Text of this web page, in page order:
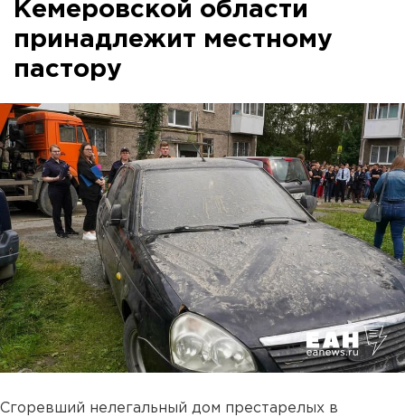
Кемеровской области
принадлежит местному
пастору
Сгоревший нелегальный дом престарелых в